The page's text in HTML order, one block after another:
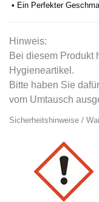
• Ein Perfekter
Hinweis:
Bei diesem Produkt
Hygieneartikel.
Bitte haben Sie
vom Umtausch
Sicherheitshinweise /